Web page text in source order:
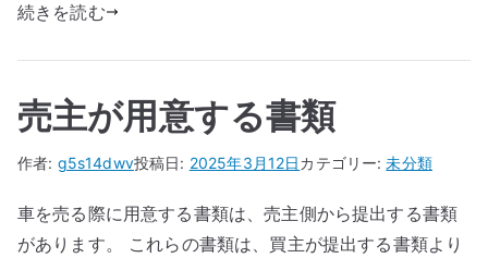
続きを読む
売主が用意する書類
作者: g5s14dwv投稿日: 2025年3月12日カテゴリー:未分類
車を売る際に用意する書類は、売主側から提出する書類
があります。 これらの書類は、買主が提出する書類より